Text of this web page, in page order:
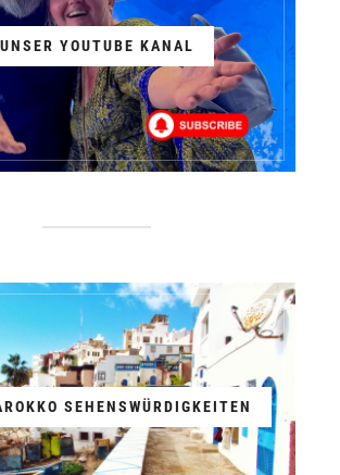
UNSER YOUTUBE KANAL
SEHENSWÜRDIGKEITEN